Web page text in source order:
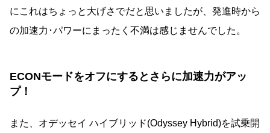
にこれはちょっと大げさでだと思いましたが、発進時から
の加速力･パワーにまったく不満は感じませんでした。
ECONモードをオフにするとさらに加速力がアッ
プ！
また、オデッセイ ハイブリッド(Odyssey Hybrid)を試乗開